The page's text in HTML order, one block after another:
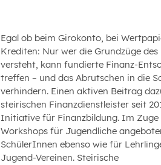
Egal ob beim Girokonto, bei
Krediten: Nur wer die Grundzüge des
versteht, kann fundierte Finanz-
treffen – und das Abrutschen in die
verhindern. Einen aktiven Beitrag
steirischen Finanzdienstleister seit
Initiative für Finanzbildung. Im Zuge
Workshops für Jugendliche
SchülerInnen ebenso wie für
Jugend-Vereinen. Steirische